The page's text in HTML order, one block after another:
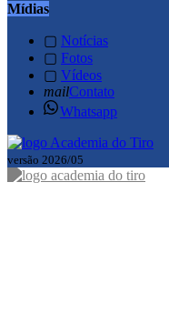
Mídias
▢ Notícias
▢ Fotos
▢ Vídeos
mailContato
Whatsapp
versão 2026/05